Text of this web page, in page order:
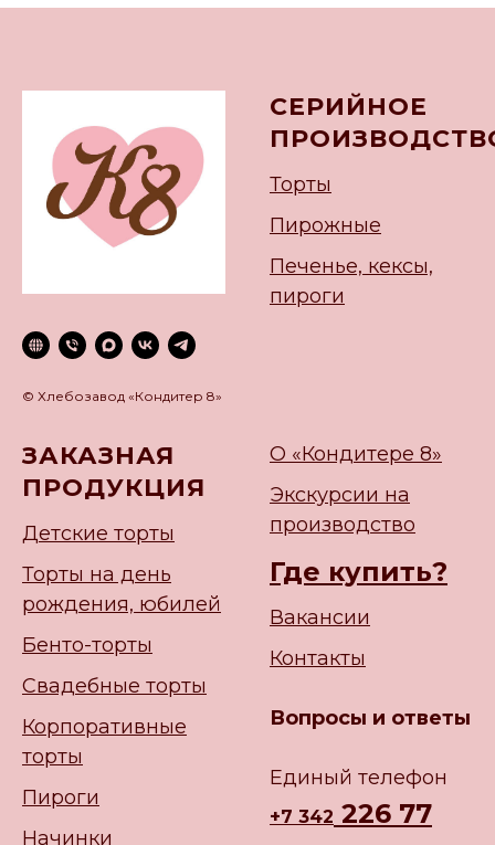
© Хлебозавод «Кондитер 8»
СЕРИЙНОЕ
Торты
Пирожные
Печенье, кексы,
пироги
ЗАКАЗНАЯ
ПРОДУКЦИЯ
Детские торты
Торты на день
рождения, юбилей
Бенто-торты
Свадебные торты
Корпоративные
торты
Пироги
Начинки
О «Кондитере 8»
Экскурсии на
производство
Где купить?
Вакансии
Контакты
Вопросы и ответы
Единый телефон
+7 342 226 77